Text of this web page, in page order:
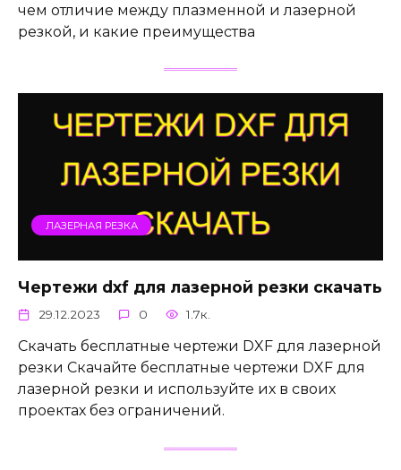
чем отличие между плазменной и лазерной
резкой, и какие преимущества
ЛАЗЕРНАЯ РЕЗКА
Чертежи dxf для лазерной резки скачать
29.12.2023 0 1.7к.
Скачать бесплатные чертежи DXF для лазерной
резки Скачайте бесплатные чертежи DXF для
лазерной резки и используйте их в своих
проектах без ограничений.